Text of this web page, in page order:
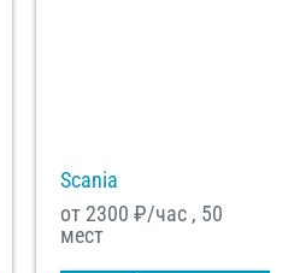
Scania
от 2300 ₽/час , 50
мест